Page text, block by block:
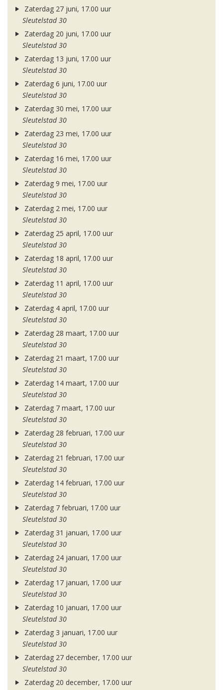
Zaterdag 27 juni, 17.00 uur
Sleutelstad 30
Zaterdag 20 juni, 17.00 uur
Sleutelstad 30
Zaterdag 13 juni, 17.00 uur
Sleutelstad 30
Zaterdag 6 juni, 17.00 uur
Sleutelstad 30
Zaterdag 30 mei, 17.00 uur
Sleutelstad 30
Zaterdag 23 mei, 17.00 uur
Sleutelstad 30
Zaterdag 16 mei, 17.00 uur
Sleutelstad 30
Zaterdag 9 mei, 17.00 uur
Sleutelstad 30
Zaterdag 2 mei, 17.00 uur
Sleutelstad 30
Zaterdag 25 april, 17.00 uur
Sleutelstad 30
Zaterdag 18 april, 17.00 uur
Sleutelstad 30
Zaterdag 11 april, 17.00 uur
Sleutelstad 30
Zaterdag 4 april, 17.00 uur
Sleutelstad 30
Zaterdag 28 maart, 17.00 uur
Sleutelstad 30
Zaterdag 21 maart, 17.00 uur
Sleutelstad 30
Zaterdag 14 maart, 17.00 uur
Sleutelstad 30
Zaterdag 7 maart, 17.00 uur
Sleutelstad 30
Zaterdag 28 februari, 17.00 uur
Sleutelstad 30
Zaterdag 21 februari, 17.00 uur
Sleutelstad 30
Zaterdag 14 februari, 17.00 uur
Sleutelstad 30
Zaterdag 7 februari, 17.00 uur
Sleutelstad 30
Zaterdag 31 januari, 17.00 uur
Sleutelstad 30
Zaterdag 24 januari, 17.00 uur
Sleutelstad 30
Zaterdag 17 januari, 17.00 uur
Sleutelstad 30
Zaterdag 10 januari, 17.00 uur
Sleutelstad 30
Zaterdag 3 januari, 17.00 uur
Sleutelstad 30
Zaterdag 27 december, 17.00 uur
Sleutelstad 30
Zaterdag 20 december, 17.00 uur